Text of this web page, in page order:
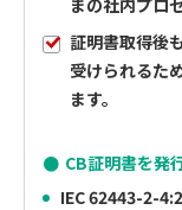
まの社内プロ
証明書取得後
受けられるた
ます。
CB証明書を発
IEC 62443-2-